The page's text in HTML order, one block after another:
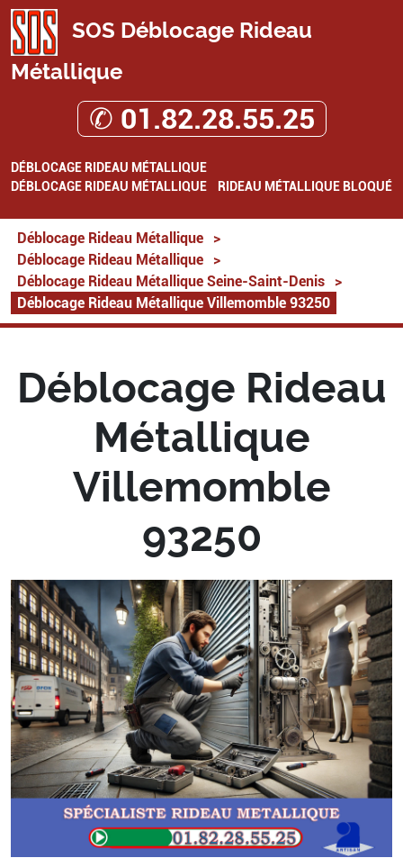
SOS Déblocage Rideau
Métallique
✆ 01.82.28.55.25
DÉBLOCAGE RIDEAU MÉTALLIQUE
DÉBLOCAGE RIDEAU MÉTALLIQUE
RIDEAU MÉTALLIQUE BLOQUÉ
Déblocage Rideau Métallique
>
Déblocage Rideau Métallique
>
Déblocage Rideau Métallique Seine-Saint-Denis
>
Déblocage Rideau Métallique Villemomble 93250
Déblocage Rideau
Métallique
Villemomble
93250